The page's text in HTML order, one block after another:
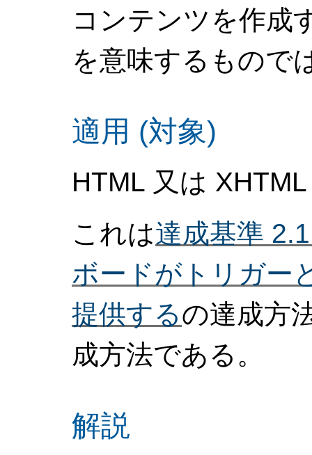
コンテンツを作成
を意味するもので
適用 (対象)
HTML 又は
これは達成基準
ボードがトリガー
提供するの達成方
成方法である。
解説